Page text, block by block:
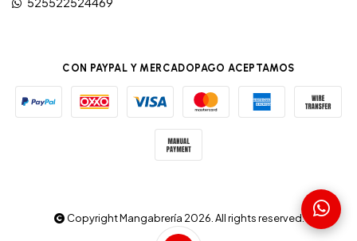
CON PAYPAL Y MERCADOPAGO ACEPTAMOS
Copyright Mangabrería 2026. All rights reserved.